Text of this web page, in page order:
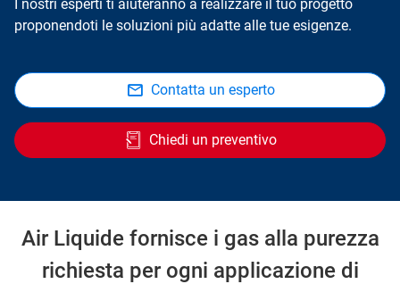
I nostri esperti ti aiuteranno a realizzare il tuo progetto
proponendoti le soluzioni più adatte alle tue esigenze.
Contatta un esperto
Chiedi un preventivo
Air Liquide fornisce i gas alla purezza
richiesta per ogni applicazione di